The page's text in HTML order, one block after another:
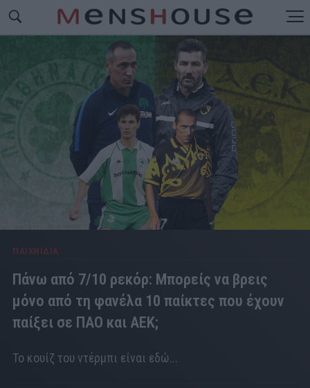
ΠΑΙΧΝΙΔΙΑ
Πάνω από 7/10 ρεκόρ: Μπορείς να βρεις
μόνο από τη φανέλα 10 παίκτες που έχουν
παίξει σε ΠΑΟ και ΑΕΚ;
Το κουίζ του ντέρμπι είναι εδώ...